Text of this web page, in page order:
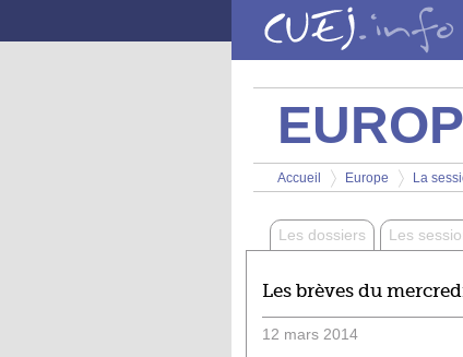
Vous êtes ici
Accueil
>
Europe
>
La
Les dossiers Les
Les brèves du
12 mars 2014